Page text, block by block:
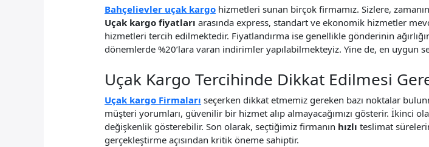
Bahçelievler uçak kargo hizmetleri sunan birçok firmamız. Sizlere,
Uçak kargo fiyatları arasında express, standart ve ekonomik hizmetler
hizmetleri tercih edilmektedir. Fiyatlandırma ise genellikle gönderinin
dönemlerde %20’lara varan indirimler yapılabilmekteyiz. Yine de, en uygun
Uçak Kargo Tercihinde Dikkat Edilmesi
Uçak kargo Firmaları seçerken dikkat etmemiz gereken bazı noktalar
müşteri yorumları, güvenilir bir hizmet alıp almayacağımızı gösterir. İkinci
değişkenlik gösterebilir. Son olarak, seçtiğimiz firmanın hızlı teslimat
gerçekleştirme açısından kritik öneme sahiptir.